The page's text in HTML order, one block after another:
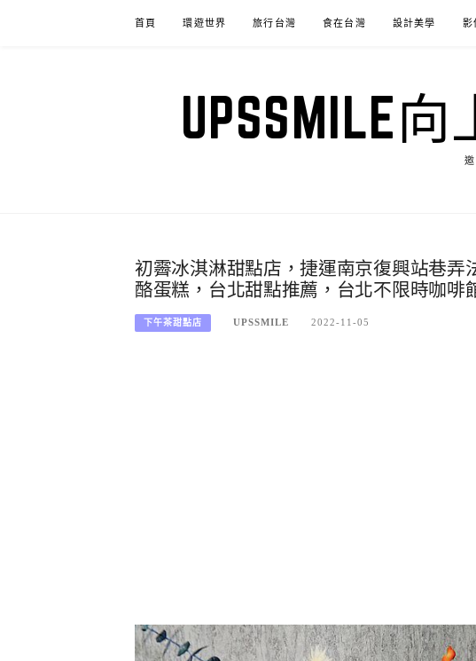
首頁 環遊世界 旅行台灣 食在台灣 設計美學 影
UPSSMILE
初霽冰淇淋甜點店，捷運南京復興站巷弄
酪蛋糕，台北甜點推薦，台北不限時咖啡
下午茶甜點店 UPSSMILE 2022-11-05